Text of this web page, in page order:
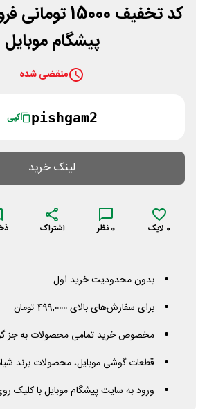
کد تخفیف 15000
پیشگام موبایل
منقضی شده
pishgam2 کپی
لینک خرید
0 لایک 0 نظر اشتراک
بدون محدودیت خرید اول
برای سفارش‌های بالای 499,000 تومان
مخصوص خرید تمامی محصولات به جز
قطعات گوشی موبایل، محصولات برند
ورود به سایت پیشگام موبایل با کلیک